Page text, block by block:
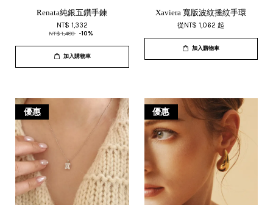
Renata純銀五鑽手鍊
NT$ 1,332
NT$ 1,480 -10%
加入購物車
Xaviera 寬版波紋捶紋手環
從NT$ 1,062起
加入購物車
優惠 優惠